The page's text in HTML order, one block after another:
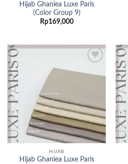
Hijab Ghaniea Luxe Paris
(Color Group 9)
Rp169,000
wishlist
HIJAB
Hijab Ghaniea Luxe Paris